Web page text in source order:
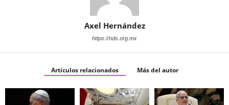
Axel Hernández
https://nds.org.mx
Artículos relacionados Más del autor